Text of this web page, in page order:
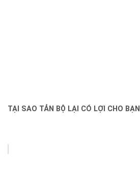
TẠI SAO TẢN BỘ LẠI CÓ LỢI CHO BẠN